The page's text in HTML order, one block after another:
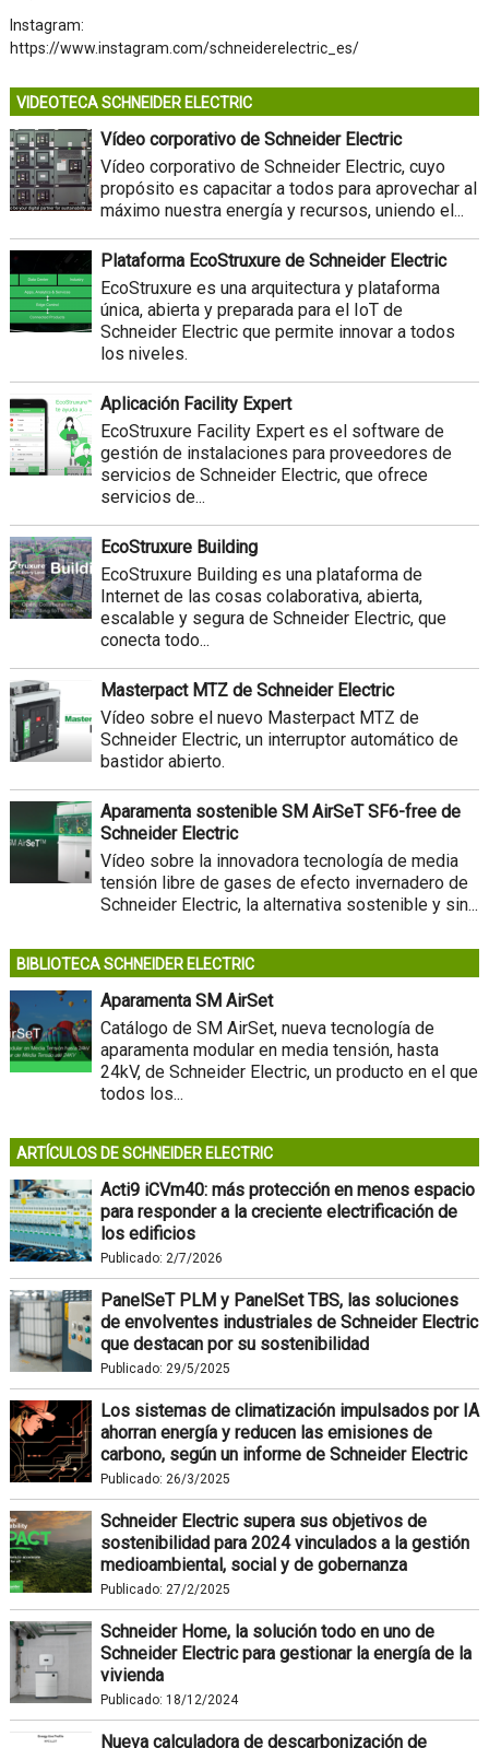
Instagram:
https://www.instagram.com/schneiderelectric_es/
VIDEOTECA SCHNEIDER ELECTRIC
Vídeo corporativo de Schneider Electric
Vídeo corporativo de Schneider Electric, cuyo
propósito es capacitar a todos para aprovechar al
máximo nuestra energía y recursos, uniendo el...
Plataforma EcoStruxure de Schneider Electric
EcoStruxure es una arquitectura y plataforma
única, abierta y preparada para el IoT de
Schneider Electric que permite innovar a todos
los niveles.
Aplicación Facility Expert
EcoStruxure Facility Expert es el software de
gestión de instalaciones para proveedores de
servicios de Schneider Electric, que ofrece
servicios de...
EcoStruxure Building
EcoStruxure Building es una plataforma de
Internet de las cosas colaborativa, abierta,
escalable y segura de Schneider Electric, que
conecta todo...
Masterpact MTZ de Schneider Electric
Vídeo sobre el nuevo Masterpact MTZ de
Schneider Electric, un interruptor automático de
bastidor abierto.
Aparamenta sostenible SM AirSeT SF6-free de
Schneider Electric
Vídeo sobre la innovadora tecnología de media
tensión libre de gases de efecto invernadero de
Schneider Electric, la alternativa sostenible y sin...
BIBLIOTECA SCHNEIDER ELECTRIC
Aparamenta SM AirSet
Catálogo de SM AirSet, nueva tecnología de
aparamenta modular en media tensión, hasta
24kV, de Schneider Electric, un producto en el que
todos los...
ARTÍCULOS DE SCHNEIDER ELECTRIC
Acti9 iCVm40: más protección en menos espacio
para responder a la creciente electrificación de
los edificios
Publicado: 2/7/2026
PanelSeT PLM y PanelSet TBS, las soluciones
de envolventes industriales de Schneider Electric
que destacan por su sostenibilidad
Publicado: 29/5/2025
Los sistemas de climatización impulsados por IA
ahorran energía y reducen las emisiones de
carbono, según un informe de Schneider Electric
Publicado: 26/3/2025
Schneider Electric supera sus objetivos de
sostenibilidad para 2024 vinculados a la gestión
medioambiental, social y de gobernanza
Publicado: 27/2/2025
Schneider Home, la solución todo en uno de
Schneider Electric para gestionar la energía de la
vivienda
Publicado: 18/12/2024
Nueva calculadora de descarbonización de